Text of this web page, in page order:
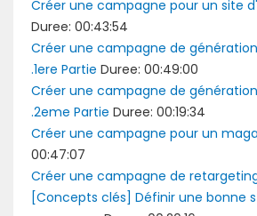
Créer une campagne pour un site
Duree: 00:43:54
Créer une campagne de
.1ere Partie Duree: 00:49:00
Créer une campagne de
.2eme Partie Duree: 00:19:34
Créer une campagne pour un
00:47:07
Créer une campagne de
[Concepts clés] Définir une bonne